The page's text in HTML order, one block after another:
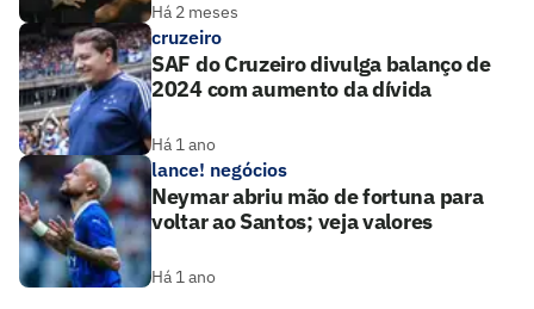
Há 2 meses
cruzeiro
SAF do Cruzeiro divulga balanço de
2024 com aumento da dívida
Há 1 ano
lance! negócios
Neymar abriu mão de fortuna para
voltar ao Santos; veja valores
Há 1 ano